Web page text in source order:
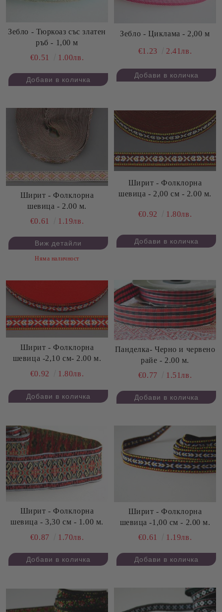
Зебло - Тюркоаз със златен
ръб - 1,00 м
€0.51
1.00лв.
Зебло - Циклама - 2,00 м
€1.23 2.41лв.
Ширит - Фолклорна
шевица - 2.00 м.
€0.61
1.19лв.
Виж детайли
Няма наличност
Ширит - Фолклорна
шевица - 2,00 см - 2.00 м.
€0.92 1.80лв.
Ширит - Фолклорна
шевица -2,10 см- 2.00 м.
€0.92
1.80лв.
Панделка- Черно и червено
райе - 2.00 м.
€0.77
1.51лв.
Ширит - Фолклорна
шевица - 3,30 см - 1.00 м.
€0.87
1.70лв.
Ширит - Фолклорна
шевица -1,00 см - 2.00 м.
€0.61
1.19лв.